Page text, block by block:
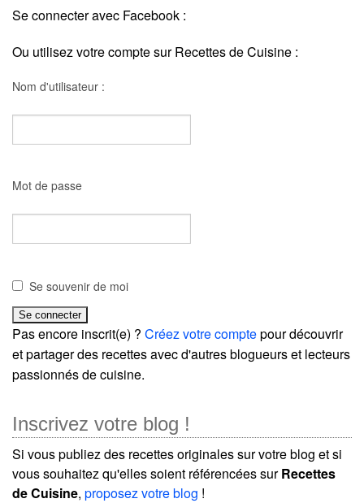
Se connecter avec Facebook :
Ou utilisez votre compte sur Recettes de Cuisine :
Nom d'utilisateur :
Mot de passe
Se souvenir de moi
Pas encore inscrit(e) ? Créez votre comptepour découvrir
et partager des recettes avec d'autres blogueurs et lecteurs
passionnés de cuisine.
Inscrivez votre blog !
Si vous publiez des recettes originales sur votre blog et si
vous souhaitez qu'elles soient référencées surRecettes
de Cuisine, proposez votre blog !